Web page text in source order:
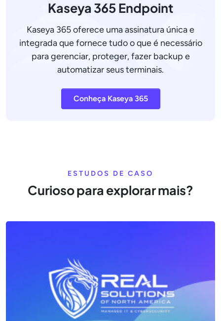
Kaseya 365 Endpoint
Kaseya 365 oferece uma assinatura única e
integrada que fornece tudo o que é necessário
para gerenciar, proteger, fazer backup e
automatizar seus terminais.
Conheça Kaseya 365
ESTUDOS DE CASO
Curioso para explorar mais?